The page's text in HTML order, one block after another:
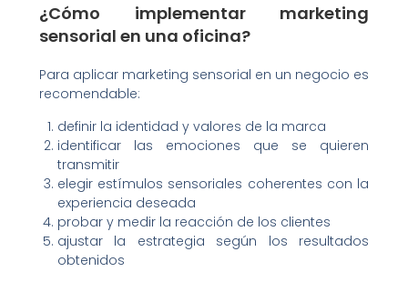
¿Cómo implementar marketing
sensorial en una oficina?
Para aplicar marketing sensorial en un negocio es
recomendable:
definir la identidad y valores de la marca
identificar las emociones que se quieren
transmitir
elegir estímulos sensoriales coherentes con la
experiencia deseada
probar y medir la reacción de los clientes
ajustar la estrategia según los resultados
obtenidos